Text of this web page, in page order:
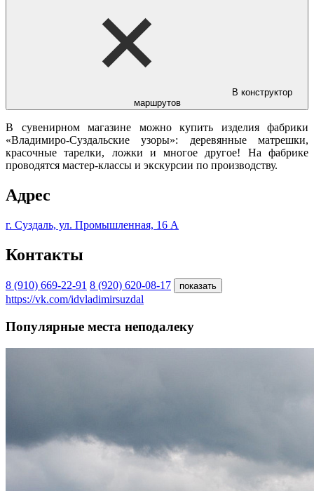
В конструктор
маршрутов
В сувенирном магазине можно купить изделия фабрики
«Владимиро-Суздальские узоры»: деревянные матрешки,
красочные тарелки, ложки и многое другое! На фабрике
проводятся мастер-классы и экскурсии по производству.
Адрес
г. Суздаль, ул. Промышленная, 16 А
Контакты
8 (910) 669-22-91 8 (920) 620-08-17 показать
https://vk.com/idvladimirsuzdal
Популярные места неподалеку